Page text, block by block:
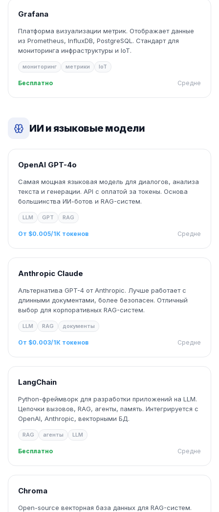
Grafana
Платформа визуализации метрик. Отображает данные
из Prometheus, InfluxDB, PostgreSQL. Стандарт для
мониторинга инфраструктуры и IoT.
мониторинг метрики IoT
Бесплатно Средне
ИИ и языковые модели
OpenAI GPT-4o
Самая мощная языковая модель для диалогов, анализа
текста и генерации. API с оплатой за токены. Основа
большинства ИИ-ботов и RAG-систем.
LLM GPT RAG
От $0.005/1К токенов Средне
Anthropic Claude
Альтернатива GPT-4 от Anthropic. Лучше работает с
длинными документами, более безопасен. Отличный
выбор для корпоративных RAG-систем.
LLM RAG документы
От $0.003/1К токенов Средне
LangChain
Python-фреймворк для разработки приложений на LLM.
Цепочки вызовов, RAG, агенты, память. Интегрируется с
OpenAI, Anthropic, векторными БД.
RAG агенты LLM
Бесплатно Средне
Chroma
Open-source векторная база данных для RAG-систем.